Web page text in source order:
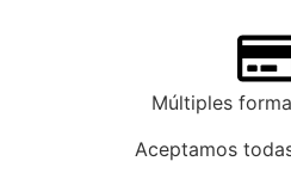
Múltiples
Aceptamos